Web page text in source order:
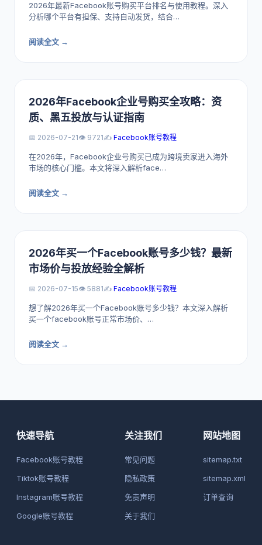
2026年最新Facebook账号购买平台排名与使用教程。深入
分析哪个平台有担保、支持自动发货，结合…
阅读全文 →
2026年Facebook企业号购买全攻略：资
质、黑五投放与认证指南
📅 2026-07-21👁️ 9721✍️ Facebook账号教程
在2026年，Facebook企业号购买已成为跨境卖家进入海外
市场的核心门槛。本文将深入解析face…
阅读全文 →
2026年买一个Facebook账号多少钱？最新
市场价与投放经验全解析
📅 2026-07-15👁️ 5881✍️ Facebook账号教程
想了解2026年买一个Facebook账号多少钱？本文深入解析
买一个facebook账号正常市场价、…
阅读全文 →
快速导航
Facebook账号教程
Tiktok账号教程
Instagram账号教程
Google账号教程
关注我们
常见问题
隐私政策
免责声明
关于我们
网站地图
sitemap.txt
sitemap.xml
订单查询